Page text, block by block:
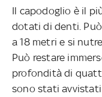
Il capodoglio è il
dotati di denti.
a 18 metri e si
Può restare
profondità di
sono stati